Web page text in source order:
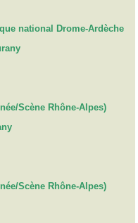
national Drome-Ardèche
Scène Rhône-Alpes)
Scène Rhône-Alpes)